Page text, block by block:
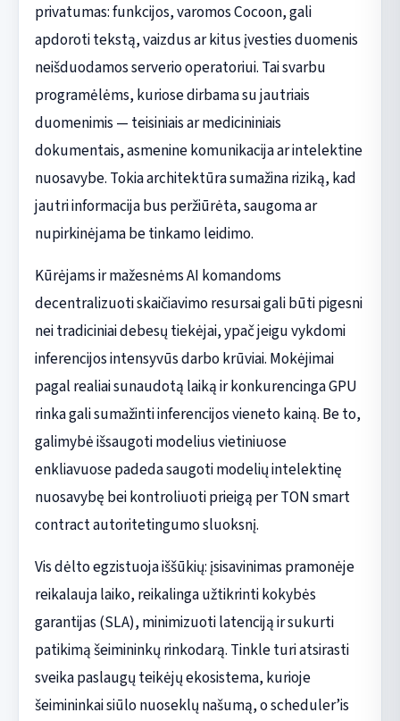
privatumas: funkcijos, varomos Cocoon, gali
apdoroti tekstą, vaizdus ar kitus įvesties duomenis
neišduodamos serverio operatoriui. Tai svarbu
programėlėms, kuriose dirbama su jautriais
duomenimis — teisiniais ar medicininiais
dokumentais, asmenine komunikacija ar intelektine
nuosavybe. Tokia architektūra sumažina riziką, kad
jautri informacija bus peržiūrėta, saugoma ar
nupirkinėjama be tinkamo leidimo.
Kūrėjams ir mažesnėms AI komandoms
decentralizuoti skaičiavimo resursai gali būti pigesni
nei tradiciniai debesų tiekėjai, ypač jeigu vykdomi
inferencijos intensyvūs darbo krūviai. Mokėjimai
pagal realiai sunaudotą laiką ir konkurencinga GPU
rinka gali sumažinti inferencijos vieneto kainą. Be to,
galimybė išsaugoti modelius vietiniuose
enkliavuose padeda saugoti modelių intelektinę
nuosavybę bei kontroliuoti prieigą per TON smart
contract autoritetingumo sluoksnį.
Vis dėlto egzistuoja iššūkių: įsisavinimas pramonėje
reikalauja laiko, reikalinga užtikrinti kokybės
garantijas (SLA), minimizuoti latenciją ir sukurti
patikimą šeimininkų rinkodarą. Tinkle turi atsirasti
sveika paslaugų teikėjų ekosistema, kurioje
šeimininkai siūlo nuoseklų našumą, o scheduler’is